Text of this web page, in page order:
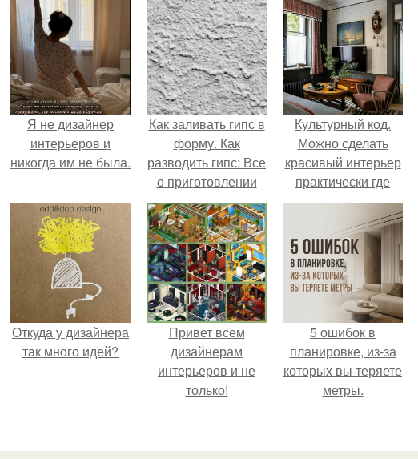
Я не дизайнер
интерьеров и
никогда им не была.
Как заливать гипс в
форму. Как
разводить гипс: Все
о приготовлении
идеального
раствора
Культурный код.
Можно сделать
красивый интерьер
практически где
угодно.
Откуда у дизайнера
так много идей?
Привет всем
дизайнерам
интерьеров и не
только!
5 ошибок в
планировке, из-за
которых вы теряете
метры.